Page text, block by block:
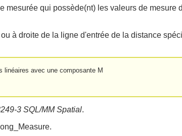
mesurée qui possède(nt) les valeurs de
à droite de la ligne d'entrée de la distance
linéaires avec une composante M
3 SQL/MM Spatial.